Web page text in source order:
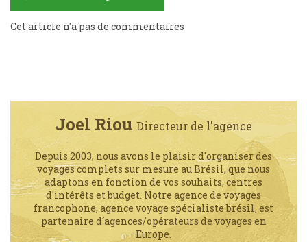
Cet article n'a pas de commentaires
Joel Riou Directeur de l'agence
Depuis 2003, nous avons le plaisir d'organiser des
voyages complets sur mesure au Brésil, que nous
adaptons en fonction de vos souhaits, centres
d'intérêts et budget. Notre agence de voyages
francophone, agence voyage spécialiste brésil, est
partenaire d´agences/opérateurs de voyages en
Europe.